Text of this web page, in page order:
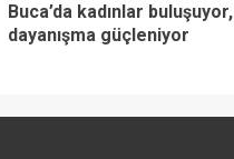
Buca’da kadınlar buluşuyor,
dayanışma güçleniyor